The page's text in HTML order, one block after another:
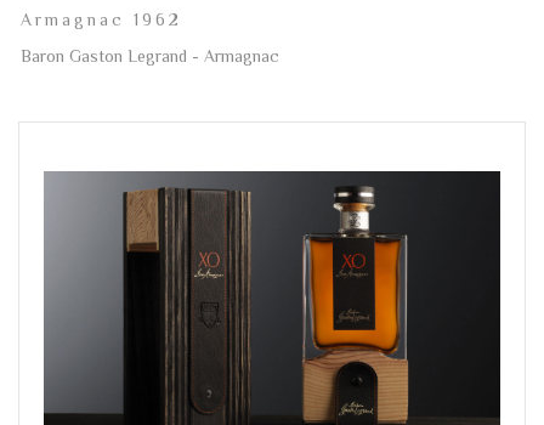
Armagnac 1962
Baron Gaston Legrand - Armagnac